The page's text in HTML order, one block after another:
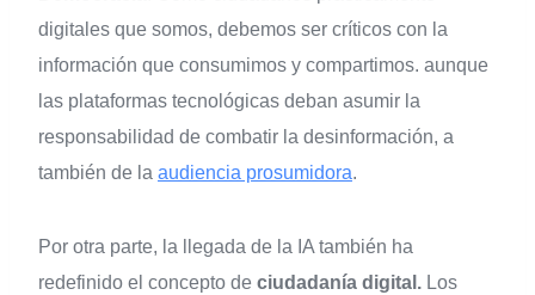
digitales que somos, debemos ser críticos con la
información que consumimos y compartimos. aunque
las plataformas tecnológicas deban asumir la
responsabilidad de combatir la desinformación, a
también de la audiencia prosumidora.
Por otra parte, la llegada de la IA también ha
redefinido el concepto de ciudadanía digital. Los